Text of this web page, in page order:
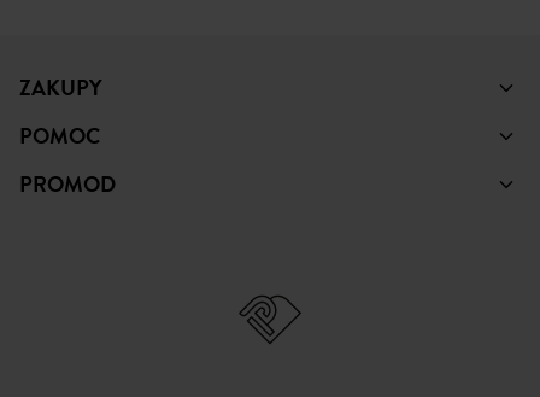
ZAKUPY
POMOC
PROMOD